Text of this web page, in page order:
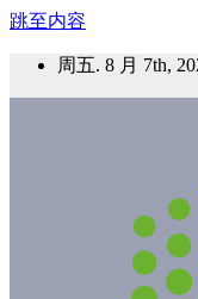
跳至内容
周五. 8 月 7th,